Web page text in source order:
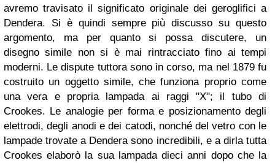
avremo travisato il significato originale dei geroglifici a
Dendera. Si è quindi sempre più discusso su questo
argomento, ma per quanto si possa discutere, un
disegno simile non si è mai rintracciato fino ai tempi
moderni. Le dispute tuttora sono in corso, ma nel 1879 fu
costruito un oggetto simile, che funziona proprio come
una vera e propria lampada ai raggi "X"; il tubo di
Crookes. Le analogie per forma e posizionamento degli
elettrodi, degli anodi e dei catodi, nonché del vetro con le
lampade trovate a Dendera sono incredibili, e a dirla tutta
Crookes elaborò la sua lampada dieci anni dopo che la